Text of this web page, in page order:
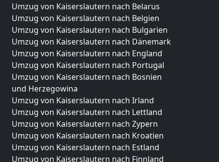
Umzug von Kaiserslautern nach Belarus
Umzug von Kaiserslautern nach Belgien
Umzug von Kaiserslautern nach Bulgarien
Umzug von Kaiserslautern nach Dänemark
Umzug von Kaiserslautern nach England
Umzug von Kaiserslautern nach Portugal
Umzug von Kaiserslautern nach Bosnien
und Herzegowina
Umzug von Kaiserslautern nach Irland
Umzug von Kaiserslautern nach Lettland
Umzug von Kaiserslautern nach Zypern
Umzug von Kaiserslautern nach Kroatien
Umzug von Kaiserslautern nach Estland
Umzug von Kaiserslautern nach Finnland